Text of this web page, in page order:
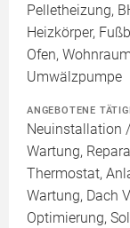
Pelletheizung,
Heizkörper,
Ofen,
Umwälzpumpe
ANGEBOTENE
Neuinstallation
Wartung,
Thermostat,
Wartung, Dach
Optimierung,